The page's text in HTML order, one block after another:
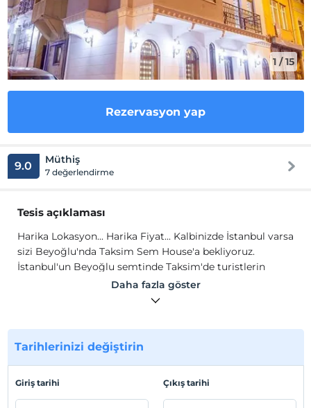
1 /15
Rezervasyon yap
9.0 Müthiş
7 değerlendirme
Tesis açıklaması
Harika Lokasyon... Harika Fiyat... Kalbinizde İstanbul varsa
sizi Beyoğlu'nda Taksim Sem House'a bekliyoruz.
İstanbul'un Beyoğlu semtinde Taksim'de turistlerin
yoğun olarak tercih ettikleri Tarlabaşı Bulvarı'nda
yepyeni, güvenli, modern, şık ve klasik bir tarzda inşa
olarak sunmanın çabası içerisindeyiz. Misyonumuz;
güleryüzlü, samimi, yardımsever ve cana yakın
personelimiz ile müşterilerimizin memnuniyetini
sağlamak ve bunu da büyük bir heyecanla, coşkuyla,
Daha fazla göster
Tarihlerinizi değiştirin
Giriş tarihi Çıkış tarihi